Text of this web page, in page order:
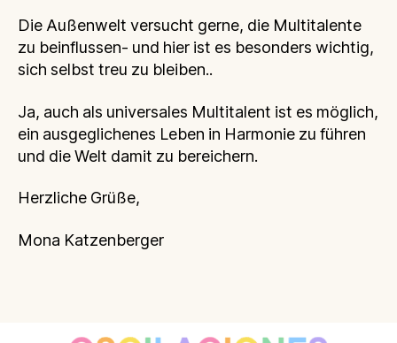
Die Außenwelt versucht gerne, die Multitalente
zu beinflussen- und hier ist es besonders wichtig,
sich selbst treu zu bleiben..
Ja, auch als universales Multitalent ist es möglich,
ein ausgeglichenes Leben in Harmonie zu führen
und die Welt damit zu bereichern.
Herzliche Grüße,
Mona Katzenberger